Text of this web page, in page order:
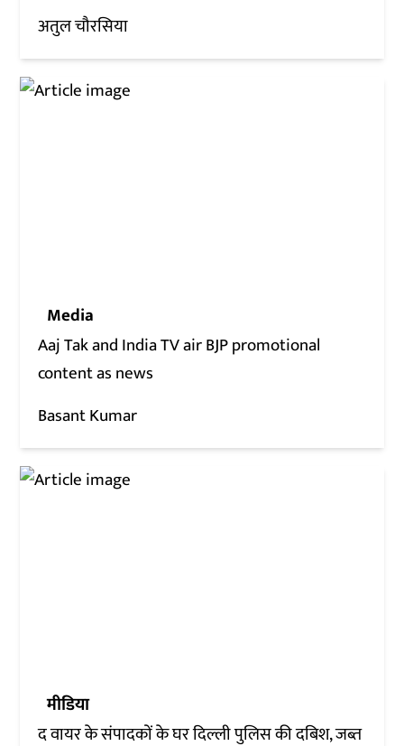
अतुल चौरसिया
Media
Aaj Tak and India TV air BJP promotional
content as news
Basant Kumar
मीडिया
द वायर के संपादकों के घर दिल्ली पुलिस की दबिश, जब्त